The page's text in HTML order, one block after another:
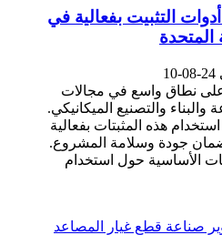
التثبيت بفعالية في
المتحدة
على نطاق واسع في مجالات
والبناء والتصنيع الميكانيكي.
هذه المثبتات بفعالية
جودة وسلامة المشروع.
الأساسية حول استخدام